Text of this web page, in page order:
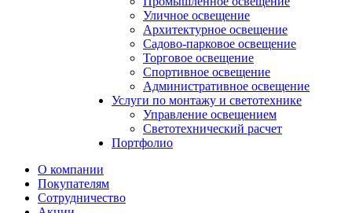
Уличное освещение
Архитектурное освещение
Садово-парковое освещение
Торговое освещение
Спортивное освещение
Административное освещение
Услуги по монтажу и светотехнике
Управление освещением
Светотехнический расчет
Портфолио
О компании
Покупателям
Сотрудничество